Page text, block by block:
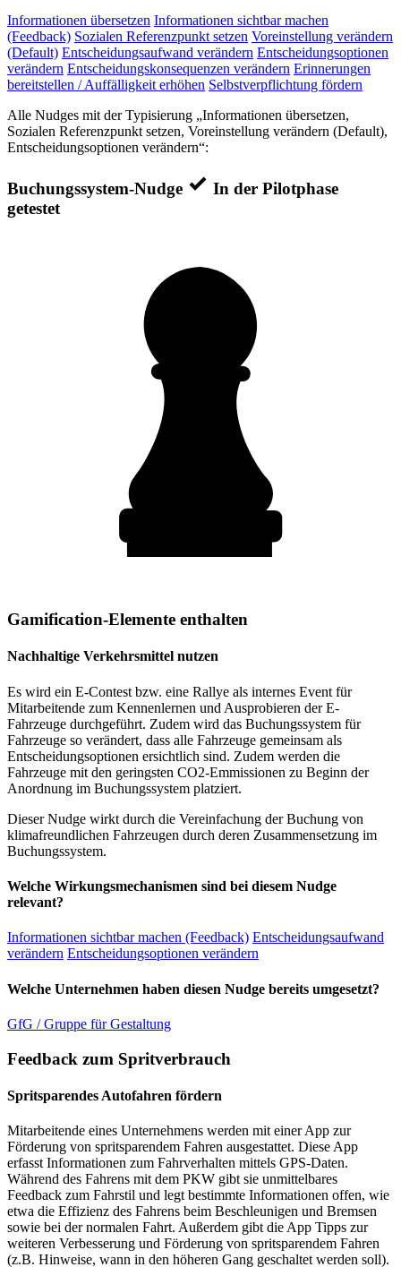
Informationen übersetzen Informationen sichtbar machen
(Feedback) Sozialen Referenzpunkt setzen Voreinstellung verändern
(Default) Entscheidungsaufwand verändern Entscheidungsoptionen
verändern Entscheidungskonsequenzen verändern Erinnerungen
bereitstellen / Auffälligkeit erhöhen Selbstverpflichtung fördern
Alle Nudges mit der Typisierung „Informationen übersetzen,
Sozialen Referenzpunkt setzen, Voreinstellung verändern (Default),
Entscheidungsoptionen verändern“:
Buchungssystem-Nudge
In der Pilotphase
getestet
Gamification-Elemente enthalten
Nachhaltige Verkehrsmittel nutzen
Es wird ein E-Contest bzw. eine Rallye als internes Event für
Mitarbeitende zum Kennenlernen und Ausprobieren der E-
Fahrzeuge durchgeführt. Zudem wird das Buchungssystem für
Fahrzeuge so verändert, dass alle Fahrzeuge gemeinsam als
Entscheidungsoptionen ersichtlich sind. Zudem werden die
Fahrzeuge mit den geringsten CO2-Emmissionen zu Beginn der
Anordnung im Buchungssystem platziert.
Dieser Nudge wirkt durch die Vereinfachung der Buchung von
klimafreundlichen Fahrzeugen durch deren Zusammensetzung im
Buchungssystem.
Welche Wirkungsmechanismen sind bei diesem Nudge
relevant?
Informationen sichtbar machen (Feedback) Entscheidungsaufwand
verändern Entscheidungsoptionen verändern
Welche Unternehmen haben diesen Nudge bereits umgesetzt?
GfG / Gruppe für Gestaltung
Feedback zum Spritverbrauch
Spritsparendes Autofahren fördern
Mitarbeitende eines Unternehmens werden mit einer App zur
Förderung von spritsparendem Fahren ausgestattet. Diese App
erfasst Informationen zum Fahrverhalten mittels GPS-Daten.
Während des Fahrens mit dem PKW gibt sie unmittelbares
Feedback zum Fahrstil und legt bestimmte Informationen offen, wie
etwa die Effizienz des Fahrens beim Beschleunigen und Bremsen
sowie bei der normalen Fahrt. Außerdem gibt die App Tipps zur
weiteren Verbesserung und Förderung von spritsparendem Fahren
(z.B. Hinweise, wann in den höheren Gang geschaltet werden soll).